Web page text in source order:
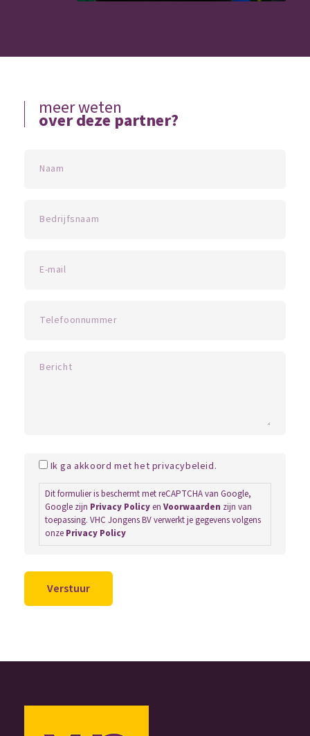
meer weten
over deze partner?
Ik ga akkoord met het privacybeleid.
Dit formulier is beschermt met reCAPTCHA van Google,
Google zijn Privacy Policyen Voorwaarden zijn van
toepassing. VHC Jongens BV verwerkt je gegevens volgens
onze Privacy Policy